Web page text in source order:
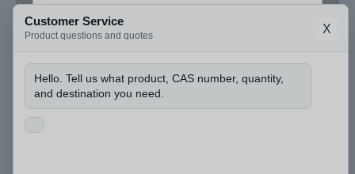
d
e
*
e
t
Entreprise
Puis-je connaître le numéro CAS et la quantité
dont vous avez besoin ?
Customer Service
Product questions and quotes
X
Hello. Tell us what product, CAS number, quantity,
and destination you need.
Need help with Chlorure de méthacrylatoéthyl